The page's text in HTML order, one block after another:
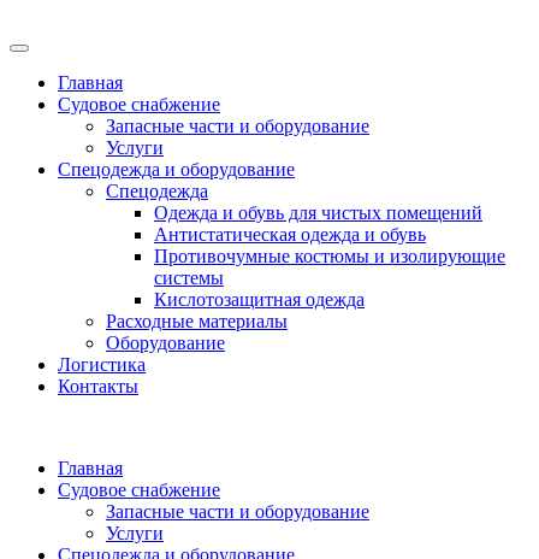
Главная
Судовое снабжение
Запасные части и оборудование
Услуги
Спецодежда и оборудование
Спецодежда
Одежда и обувь для чистых помещений
Антистатическая одежда и обувь
Противочумные костюмы и изолирующие
системы
Кислотозащитная одежда
Расходные материалы
Оборудование
Логистика
Контакты
Главная
Судовое снабжение
Запасные части и оборудование
Услуги
Спецодежда и оборудование